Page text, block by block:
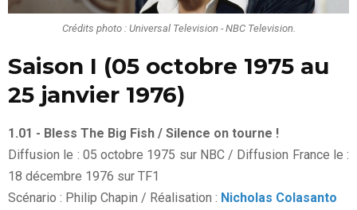
Crédits photo : Universal Television - NBC Television.
Saison I (05 octobre 1975 au
25 janvier 1976)
1.01 - Bless The Big Fish / Silence on tourne !
Diffusion le : 05 octobre 1975 sur NBC / Diffusion France le :
18 décembre 1976 sur TF1
Scénario : Philip Chapin / Réalisation : Nicholas Colasanto